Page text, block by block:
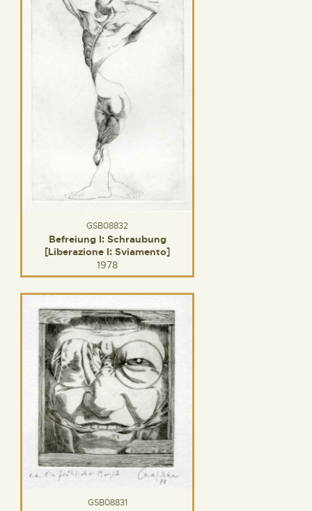
GSB08832
Befreiung I: Schraubung
[Liberazione I: Sviamento]
1978
GSB08831